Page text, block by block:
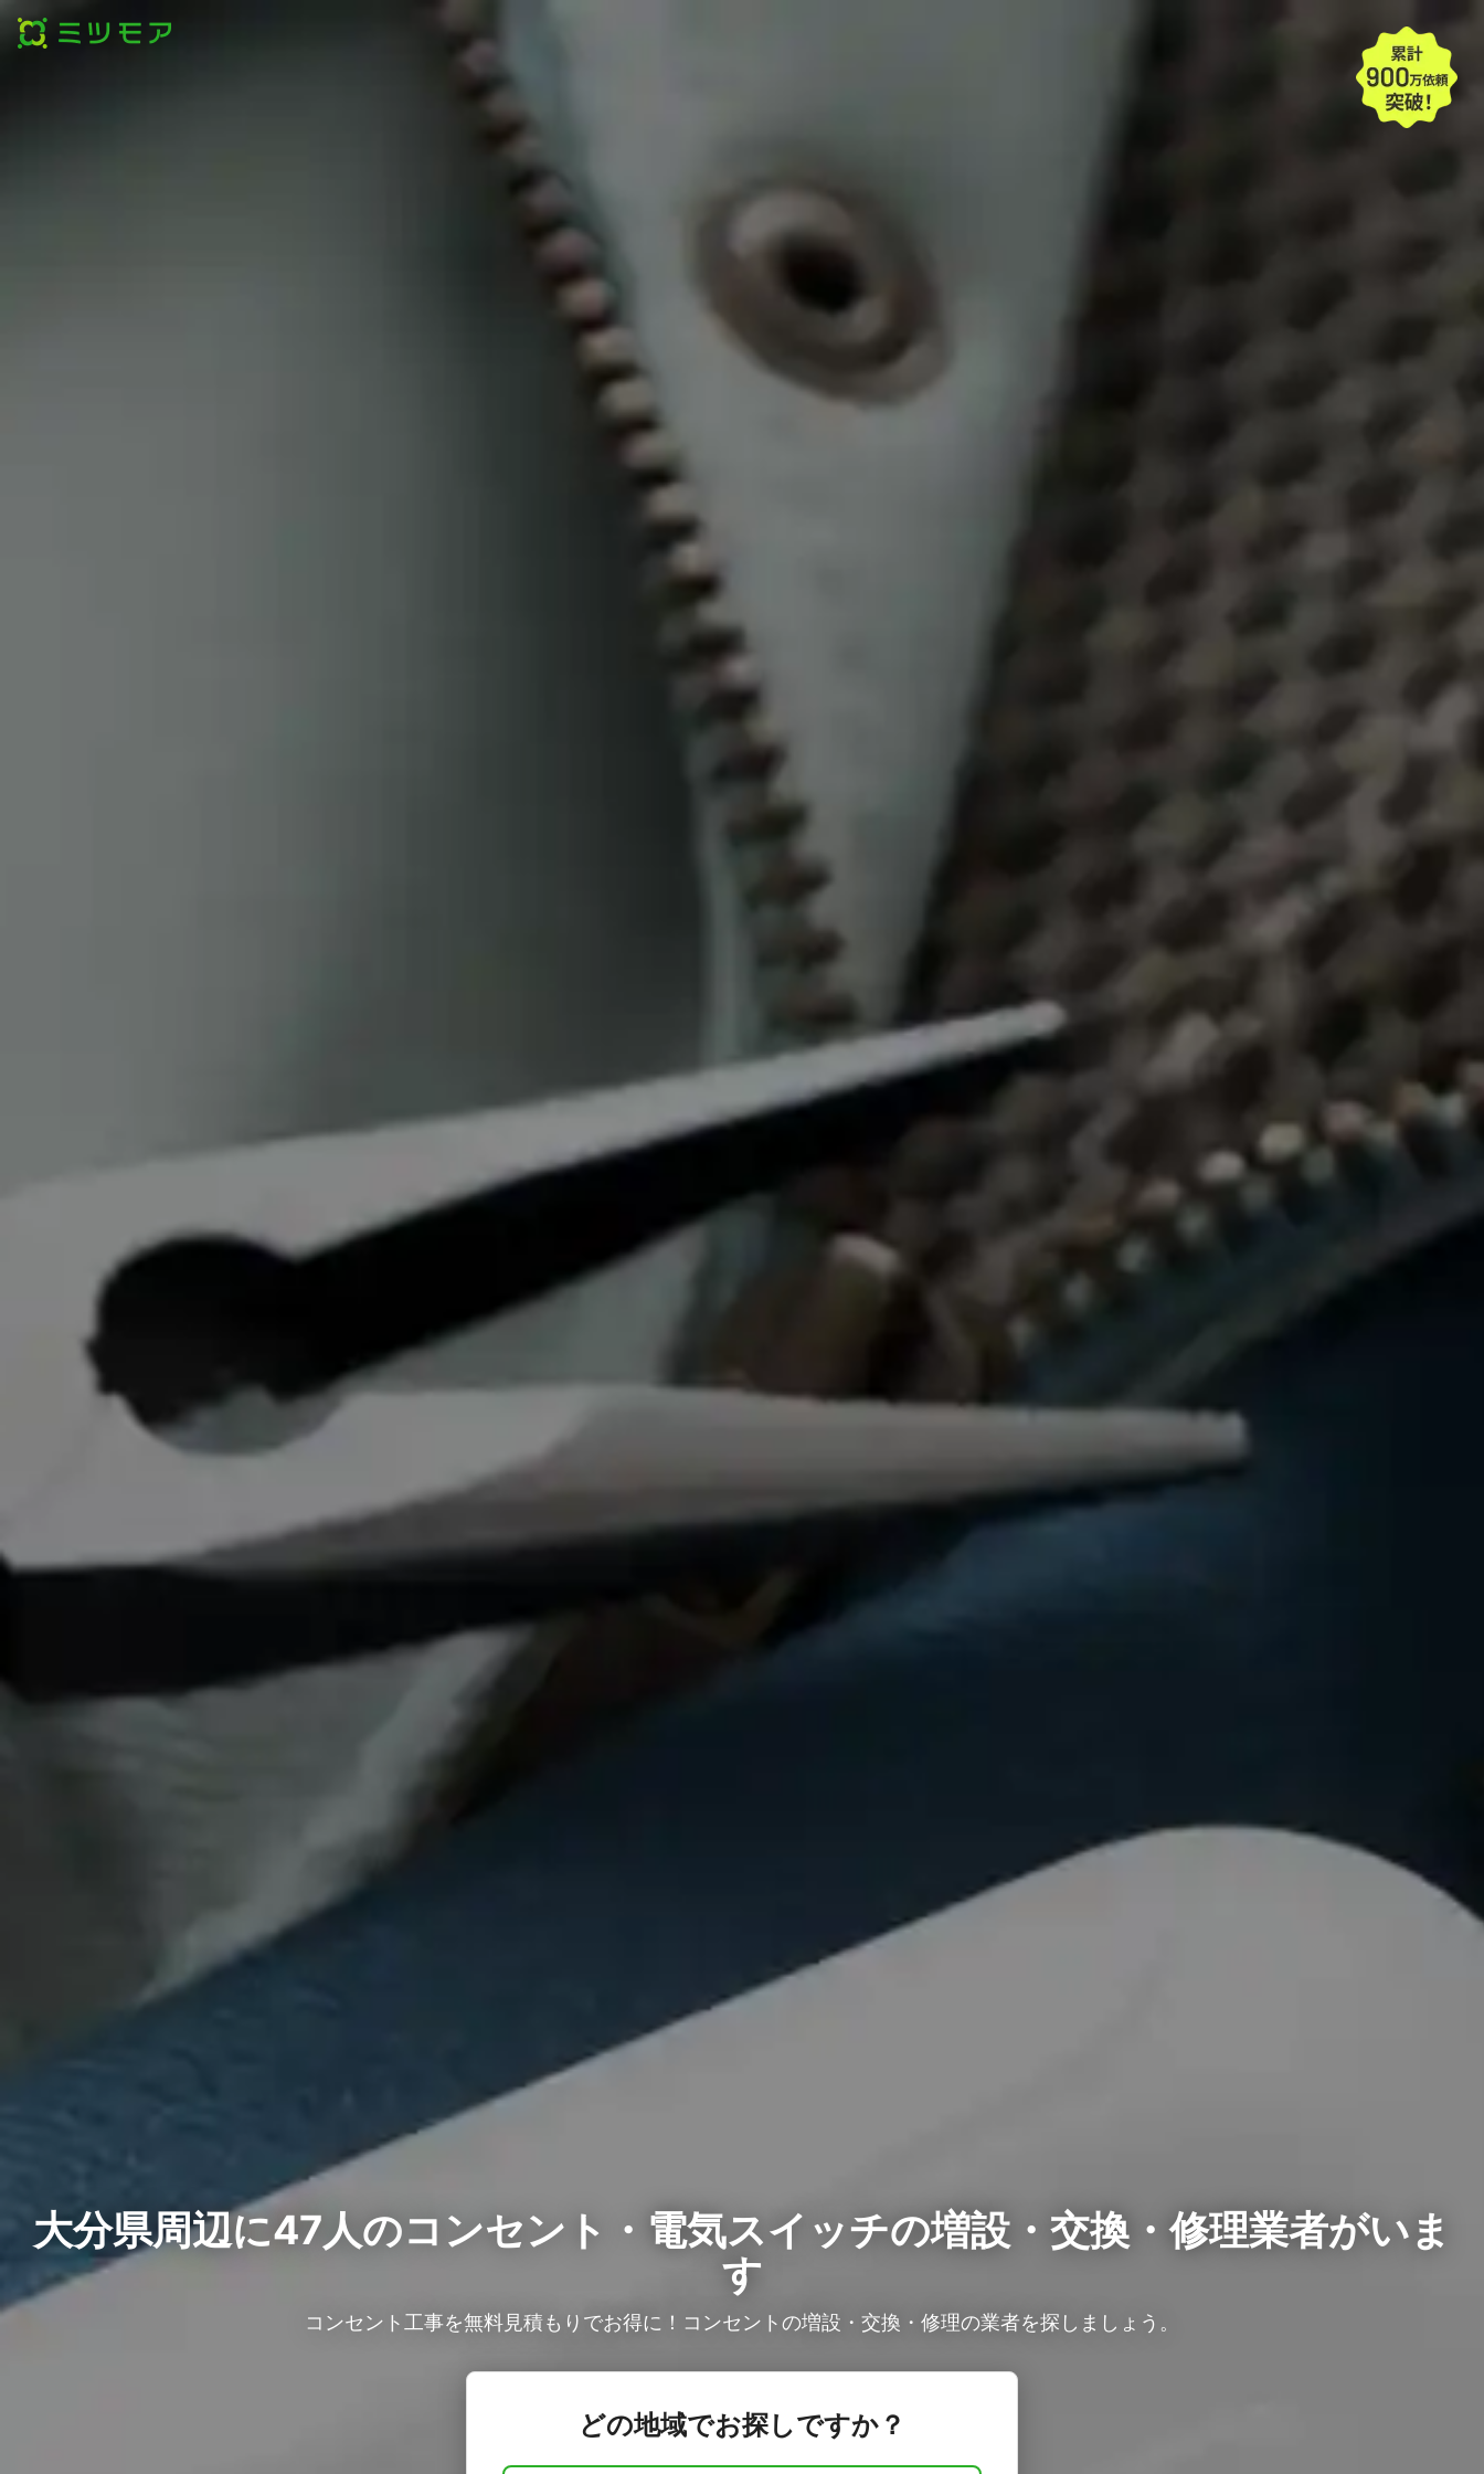
大分県周辺に47人のコンセント・電気スイッチの増設・交換・修理業者がいま
す
コンセント工事を無料見積もりでお得に！コンセントの増設・交換・修理の業者を探しましょう。
どの地域でお探しですか？